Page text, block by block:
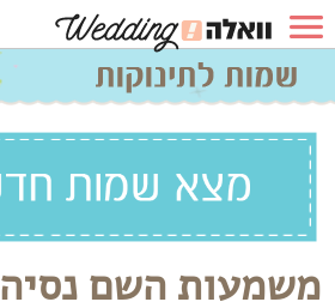
משמעות השם נסיה